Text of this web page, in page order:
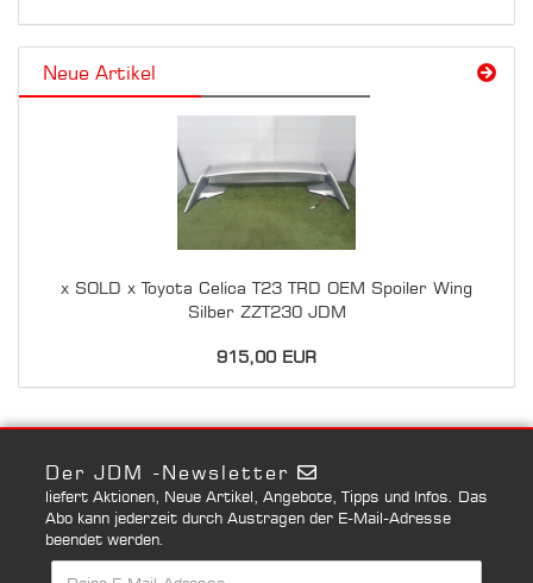
Neue Artikel
x SOLD x Toyota Celica T23 TRD OEM Spoiler Wing
Silber ZZT230 JDM
915,00 EUR
Der JDM -Newsletter
liefert Aktionen, Neue Artikel, Angebote, Tipps und Infos. Das
Abo kann jederzeit durch Austragen der E-Mail-Adresse
beendet werden.